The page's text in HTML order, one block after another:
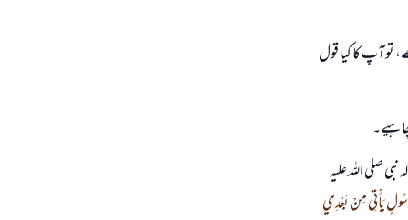
تو آپ کا کیا قول
صلی اللہ علیہ
يَأْتِي مِنْ بَعْدِي